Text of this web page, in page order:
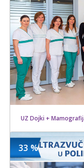
UZ Dojki +
33 %